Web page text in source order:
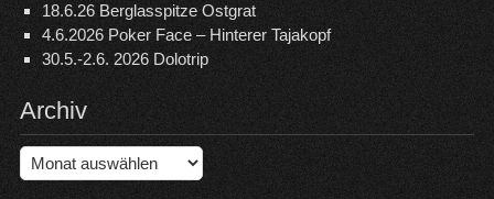
18.6.26 Berglasspitze Ostgrat
4.6.2026 Poker Face – Hinterer Tajakopf
30.5.-2.6. 2026 Dolotrip
Archiv
Archiv